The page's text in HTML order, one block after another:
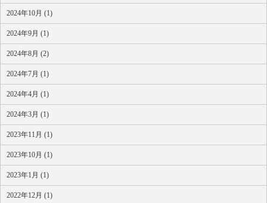
2024年10月 (1)
2024年9月 (1)
2024年8月 (2)
2024年7月 (1)
2024年4月 (1)
2024年3月 (1)
2023年11月 (1)
2023年10月 (1)
2023年1月 (1)
2022年12月 (1)